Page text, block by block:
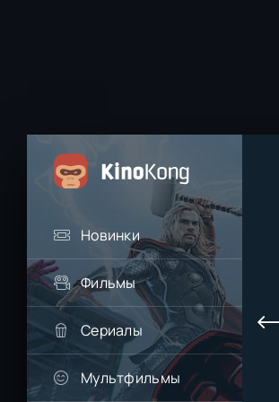
Новинки
Фильмы
Сериалы
Мультфильмы